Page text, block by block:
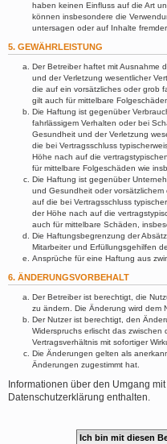
haben keinen Einfluss auf die Art
können insbesondere die
untersagen oder auf Inhalte
5. GEWÄHRLEISTUNG
Der Betreiber haftet mit Ausnahme
und der Verletzung wesentlicher
die auf ein vorsätzliches oder grob
gilt auch für mittelbare
Die Haftung ist gegenüber
fahrlässigem Verhalten oder bei
Gesundheit und der Verletzung
die bei Vertragsschluss
Höhe nach auf die
für mittelbare Folgeschäden wie
Die Haftung ist gegenüber
und Gesundheit oder
auf die bei Vertragsschluss
der Höhe nach auf die
auch für mittelbare Schäden,
Die Haftungsbegrenzung der
Mitarbeiter und Erfüllungsgehilfen
Ansprüche für eine Haftung aus
6. ÄNDERUNGSVORBEHALT
Der Betreiber ist berechtigt, die
zu ändern. Die Änderung wird dem
Der Nutzer ist berechtigt, den
Widerspruchs erlischt das
Vertragsverhältnis mit sofortiger
Die Änderungen gelten als
Änderungen zugestimmt hat.
Informationen über den Umgang
Datenschutzerklärung enthalten.